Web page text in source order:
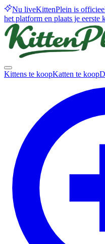
Nu liveKittenPlein is
het platform en plaats je eerste
Kittens te koopKatten te koop